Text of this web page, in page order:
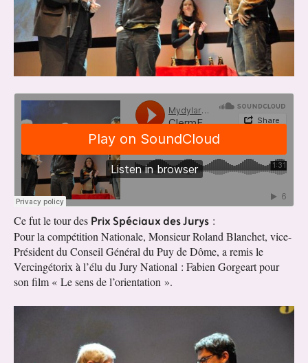
Ce fut le tour des Prix Spéciaux des Jurys :
Pour la compétition Nationale, Monsieur Roland Blanchet, vice-
Président du Conseil Général du Puy de Dôme, a remis le
Vercingétorix à l’élu du Jury National : Fabien Gorgeart pour
son film « Le sens de l’orientation ».